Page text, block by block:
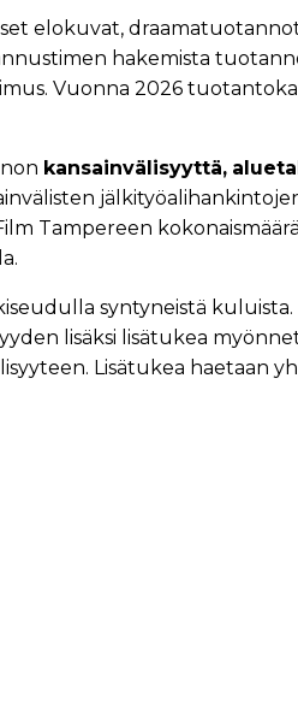
elokuvat,
hakemista
Vuonna 2026
kansainvälisyyttä,
Tampereen
syntyneistä
lisäksi lisätukea
Lisätukea haetaan